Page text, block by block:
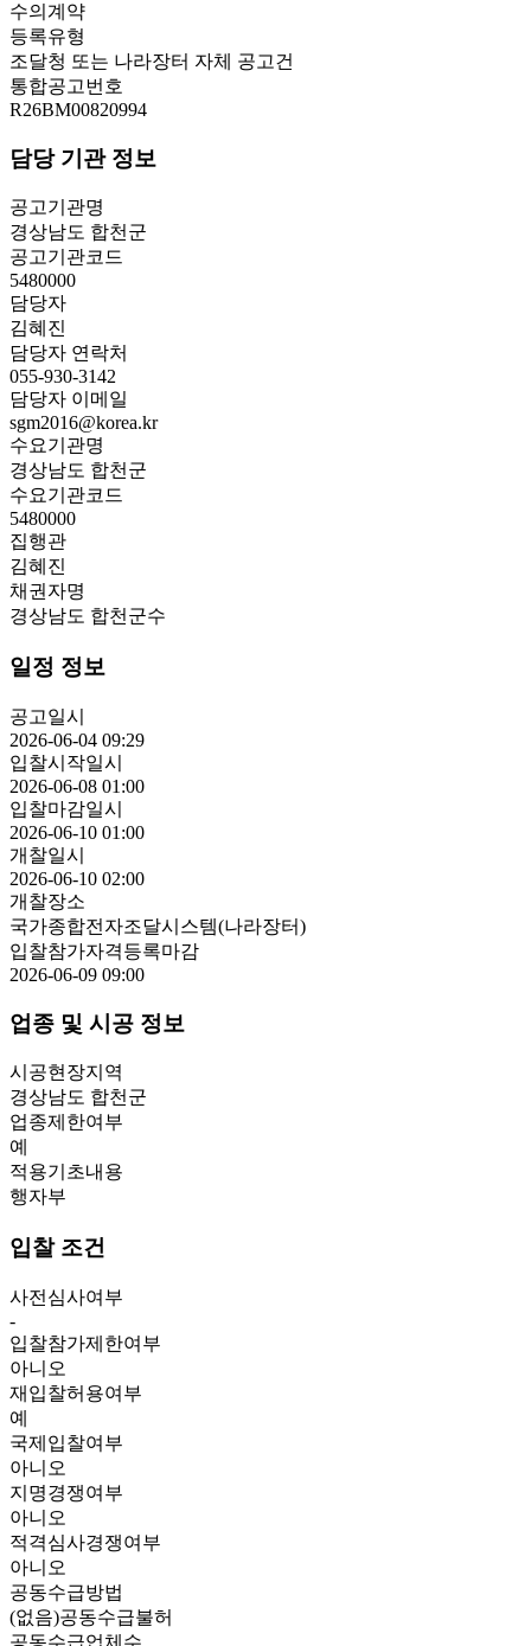
수의계약
등록유형
조달청 또는 나라장터 자체 공고건
통합공고번호
R26BM00820994
담당 기관 정보
공고기관명
경상남도 합천군
공고기관코드
5480000
담당자
김혜진
담당자 연락처
055-930-3142
담당자 이메일
sgm2016@korea.kr
수요기관명
경상남도 합천군
수요기관코드
5480000
집행관
김혜진
채권자명
경상남도 합천군수
일정 정보
공고일시
2026-06-04 09:29
입찰시작일시
2026-06-08 01:00
입찰마감일시
2026-06-10 01:00
개찰일시
2026-06-10 02:00
개찰장소
국가종합전자조달시스템(나라장터)
입찰참가자격등록마감
2026-06-09 09:00
업종 및 시공 정보
시공현장지역
경상남도 합천군
업종제한여부
예
적용기초내용
행자부
입찰 조건
사전심사여부
-
입찰참가제한여부
아니오
재입찰허용여부
예
국제입찰여부
아니오
지명경쟁여부
아니오
적격심사경쟁여부
아니오
공동수급방법
(없음)공동수급불허
공동수급업체수